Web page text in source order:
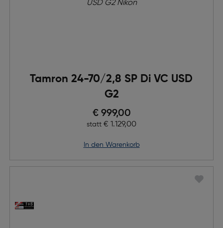
Tamron 24-70/2,8 SP Di VC USD
G2
Preis nach Rabatts
€ 999,00
statt Ursprünglicher Preis
€ 1.129,00
in den Warenkorb